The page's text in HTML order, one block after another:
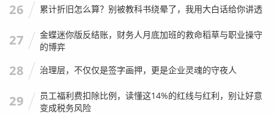
既然“深圳企业查询”这么重要，我们该用什么工具？作为业
官方渠道：最权威，但体验一般
国家企业信用信息公示系统： 这是最官方的源头，数据
实关键数据。
26 累计折旧怎么算？别被教科书绕晕了，我用大白话给你讲透
27
金蝶迷你版反结账，财务人月底加班的救命稻草与职业操守
的博弈
28 治理层，不仅仅是签字画押，更是企业灵魂的守夜人
29
员工福利费扣除比例，读懂这14%的红线与红利，别让好意
变成税务风险